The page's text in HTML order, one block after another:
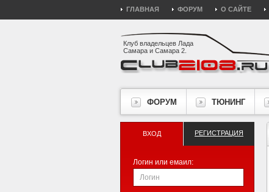
ГЛАВНАЯ ФОРУМ О САЙТЕ
Клуб владельцев Лада
Самара и Самара 2.
ФОРУМ ТЮНИНГ
ВХОД РЕГИСТРАЦИЯ
Логин или емаил: